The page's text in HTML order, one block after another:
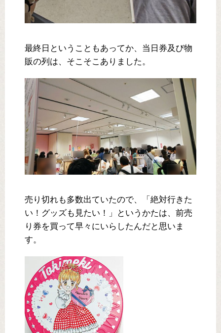
最終日ということもあってか、当日券及び物
販の列は、そこそこありました。
売り切れも多数出ていたので、「絶対行きた
い！グッズも見たい！」というかたは、前売
り券を買って早々にいらしたんだと思いま
す。